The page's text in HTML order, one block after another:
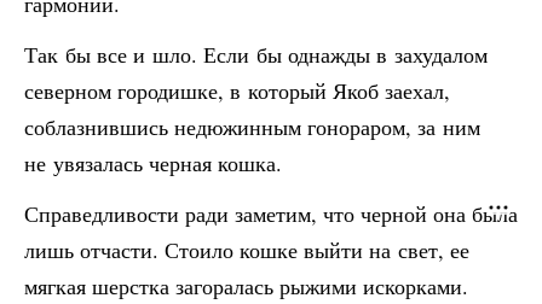
Так бы все и шло. Если бы однажды в захудалом
северном городишке, в который Якоб заехал,
соблазнившись недюжинным гонораром, за ним
не увязалась черная кошка.
Справедливости ради заметим, что черной она была
лишь отчасти. Стоило кошке выйти на свет, ее
мягкая шерстка загоралась рыжими искорками.